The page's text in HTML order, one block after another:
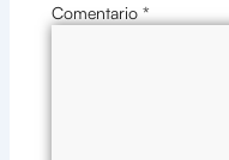
Comentario *